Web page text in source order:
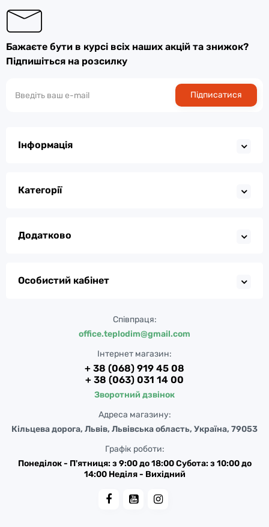
Бажаєте бути в курсі всіх наших акцій та знижок?
Підпишіться на розсилку
Підписатися
Інформація
Категорії
Додатково
Особистий кабінет
Співпраця:
office.teplodim@gmail.com
Інтернет магазин:
+ 38 (068) 919 45 08
+ 38 (063) 031 14 00
Зворотний дзвінок
Адреса магазину:
Кільцева дорога, Львів, Львівська область, Україна, 79053
Графік роботи:
Понеділок - П'ятниця: з 9:00 до 18:00 Субота: з 10:00 до
14:00 Неділя - Вихідний